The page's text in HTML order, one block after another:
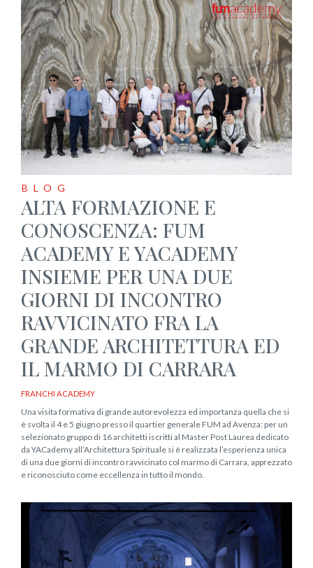
BLOG
ALTA FORMAZIONE E
CONOSCENZA: FUM
ACADEMY E YACADEMY
INSIEME PER UNA DUE
GIORNI DI INCONTRO
RAVVICINATO FRA LA
GRANDE ARCHITETTURA ED
IL MARMO DI CARRARA
FRANCHI ACADEMY
Una visita formativa di grande autorevolezza ed importanza quella che si
è svolta il 4 e 5 giugno presso il quartier generale FUM ad Avenza: per un
selezionato gruppo di 16 architetti iscritti al Master Post Laurea dedicato
da YACademy all’Architettura Spirituale si è realizzata l’esperienza unica
di una due giorni di incontro ravvicinato col marmo di Carrara, apprezzato
e riconosciuto come eccellenza in tutto il mondo.